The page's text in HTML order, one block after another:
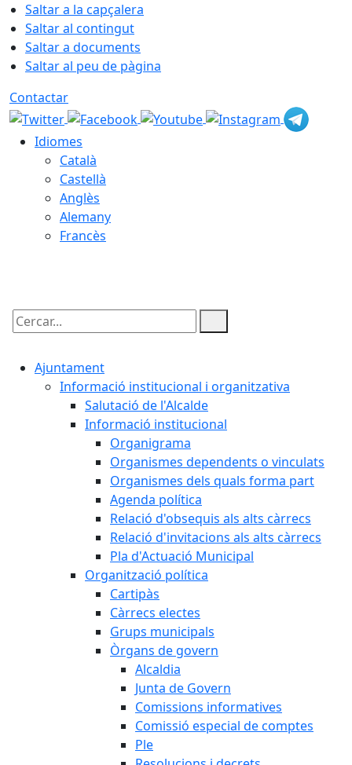
Saltar a la capçalera
Saltar al contingut
Saltar a documents
Saltar al peu de pàgina
Contactar
Idiomes
Català
Castellà
Anglès
Alemany
Francès
Cercar:
Ajuntament
Informació institucional i organitzativa
Salutació de l'Alcalde
Informació institucional
Organigrama
Organismes dependents o vinculats
Organismes dels quals forma part
Agenda política
Relació d'obsequis als alts càrrecs
Relació d'invitacions als alts càrrecs
Pla d'Actuació Municipal
Organització política
Cartipàs
Càrrecs electes
Grups municipals
Òrgans de govern
Alcaldia
Junta de Govern
Comissions informatives
Comissió especial de comptes
Ple